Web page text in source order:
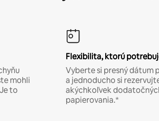
mohli
to
Flexibilita, ktorú
Vyberte si presný dátum
a jednoducho si
akýchkoľvek
papierovania.*